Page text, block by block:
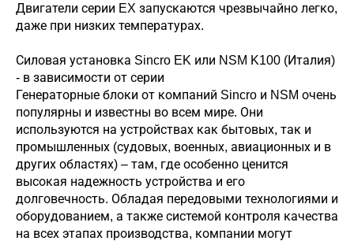
Двигатели серии EX запускаются чрезвычайно легко,
даже при низких температурах.
Силовая установка Sincro EK или NSM K100 (Италия)
- в зависимости от серии
Генераторные блоки от компаний Sincro и NSM очень
популярны и известны во всем мире. Они
используются на устройствах как бытовых, так и
промышленных (судовых, военных, авиационных и в
других областях) – там, где особенно ценится
высокая надежность устройства и его
долговечность. Обладая передовыми технологиями и
оборудованием, а также системой контроля качества
на всех этапах производства, компании могут